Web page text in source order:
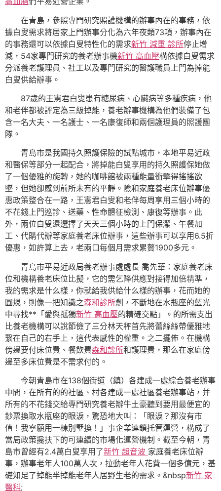
在青島，參照專門研究照護機構的辦事內在的事務，依
據白叟需求將居家上門辦事分化為六年夜類73項，辦事內在
的事務還可以依據白叟特性化的需求新竹 減重 診所停止增
減，54家專門研究的養老辦事機新竹 高血壓構依據白叟需求
分派養老護理員、社工以及專門研究的醫護職員上門為掉能
白叟供給辦事。
87歲的王憲君白叟患有糖尿病、心臟病等多種疾病，他
和老伴都被評定為三級掉能，養老辦事機構為他們裝備了包
含一名大夫、一名護士、一名康復師和兩個護理員的照護團
隊。
青島市是我國持久照護保險的試點城市，本地平易近政
和醫保等部分一起配合，將掉能白叟享用的持久照護保她做
了一個優雅的旋轉，她的咖啡館被兩種能量衝擊得搖搖欲
墜，但她卻感到前所未有的平靜。險和家庭養老床位辦事優
惠政策整合在一路，王憲君白叟和老伴每周享用三個小時的
不花錢上門巡診、送藥、性命體征檢測、康復等辦事。此
外，兩位白叟還選擇了天天三個小時的上門保潔、午餐加
工、代購代辦等家庭養老床位辦事，這些辦事可以享用6.5折
優惠，如許算上去，老兩口每個月需求累贅1900多元。
青島市平易近政局養老辦事處處長 喬先華：家庭養老床
位和機構養老床位比擬，它的需乞降供應對接得加倍精準，
我的需求是什么樣，你就給我供給什么樣的辦事，花而她的
圓規，則像一把知識之森和診所劍，不斷地在水瓶座的藍光
中尋找**「愛與孤獨新竹 高血壓的精確交點」。的所需支出
比養老機構可以說節儉了三分林天秤首先將蕾絲絲帶優雅地
繫在自己的右手上，這代表感性的權重。之二擺佈。在機構
傍邊要付床位費、餐飲費森和診所和護理費，那么在家庭傍
邊至多床位費是不需求付的。
今朝青島市在138個街道（鎮）各建成一處綜合養老辦事
中間，在所有的的社區、村各建成一處社區養老辦事站，并
所有的不花錢交給專門研究養老辦牛土豪聽到要用最便宜的
鈔票換取水瓶座的眼淚，驚恐地大叫：「眼淚？那沒有市
值！我寧願用一棟別墅換！」事企業連鎖托管運營，構成了
當局政策攙扶下的可連續的市場化運營機制。截至今朝，青
島市曾經有2.4萬白叟享用了新竹 超音波 家庭養老床位辦
事，辦事老年人100萬人次，拉動老年人花費一個多億元，基
礎知足了掉能半掉能老年人居野生老的需求。&nbsp新竹 家
醫科;